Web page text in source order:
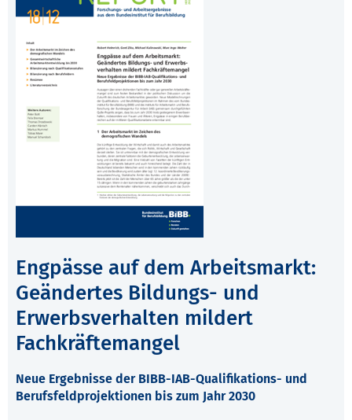
Engpässe auf dem Arbeitsmarkt:
Geändertes Bildungs- und
Erwerbsverhalten mildert
Fachkräftemangel
Neue Ergebnisse der BIBB-IAB-Qualifikations- und
Berufsfeldprojektionen bis zum Jahr 2030